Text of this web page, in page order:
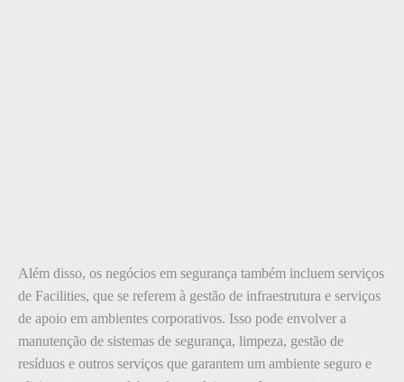
Além disso, os negócios em segurança também incluem serviços
de Facilities, que se referem à gestão de infraestrutura e serviços
de apoio em ambientes corporativos. Isso pode envolver a
manutenção de sistemas de segurança, limpeza, gestão de
resíduos e outros serviços que garantem um ambiente seguro e